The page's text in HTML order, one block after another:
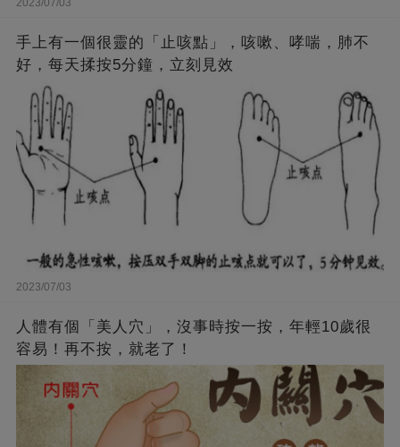
手上有一個很靈的「止咳點」，咳嗽、哮喘，肺不
好，每天揉按5分鐘，立刻見效
2023/07/03
人體有個「美人穴」，沒事時按一按，年輕10歲很
容易！再不按，就老了！